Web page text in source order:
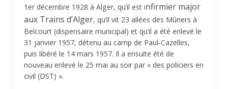
1er décembre 1928 à Alger, qu’il est infirmier major
aux Trains d’Alger, qu’il vit 23 allées des Mûriers à
Belcourt (dispensaire municipal) et qu’il a été enlevé le
31 janvier 1957, détenu au camp de Paul-Cazelles,
puis libéré le 14 mars 1957. Il a ensuite été de
nouveau enlevé le 25 mai au soir par « des policiers en
civil (DST) ».